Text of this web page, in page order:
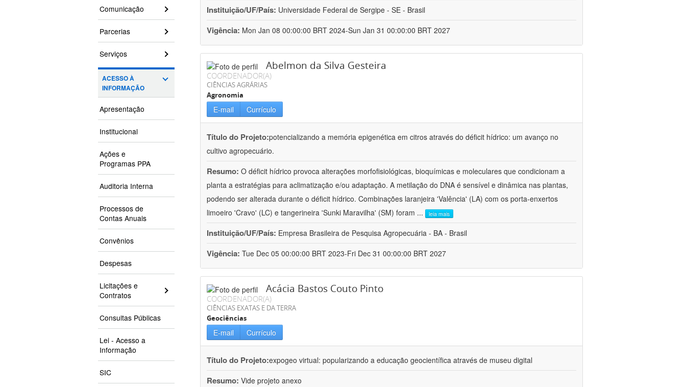
Comunicação
Parcerias
Serviços
ACESSO À
INFORMAÇÃO
Apresentação
Institucional
Ações e
Programas PPA
Auditoria Interna
Processos de
Contas Anuais
Convênios
Despesas
Licitações e
Contratos
Consultas Públicas
Lei - Acesso a
Informação
SIC
Instituição/UF/País: Universidade Federal de Sergipe - SE - Brasil
Vigência: Mon Jan 08 00:00:00 BRT 2024-Sun Jan 31 00:00:00 BRT 2027
Abelmon da Silva Gesteira
COORDENADOR(A)
CIÊNCIAS AGRÁRIAS
Agronomia
E-mail Currículo
Título do Projeto:potencializando a memória epigenética em citros através do déficit hídrico: um avanço no
cultivo agropecuário.
Resumo: O déficit hídrico provoca alterações morfofisiológicas, bioquímicas e moleculares que condicionam a
planta a estratégias para aclimatização e/ou adaptação. A metilação do DNA é sensível e dinâmica nas plantas,
podendo ser alterada durante o déficit hídrico. Combinações laranjeira 'Valência' (LA) com os porta-enxertos
limoeiro 'Cravo' (LC) e tangerineira 'Sunki Maravilha' (SM) foram ... leia mais
Instituição/UF/País: Empresa Brasileira de Pesquisa Agropecuária - BA - Brasil
Vigência: Tue Dec 05 00:00:00 BRT 2023-Fri Dec 31 00:00:00 BRT 2027
Acácia Bastos Couto Pinto
COORDENADOR(A)
CIÊNCIAS EXATAS E DA TERRA
Geociências
E-mail Currículo
Título do Projeto:expogeo virtual: popularizando a educação geocientífica através de museu digital
Resumo: Vide projeto anexo